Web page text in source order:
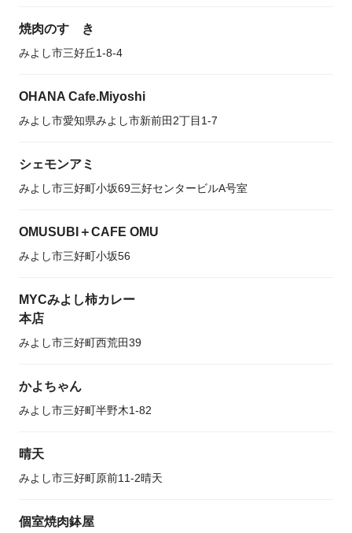
焼肉のすゞき
みよし市三好丘1-8-4
OHANA Cafe.Miyoshi
みよし市愛知県みよし市新前田2丁目1-7
シェモンアミ
みよし市三好町小坂69三好センタービルA号室
OMUSUBI＋CAFE OMU
みよし市三好町小坂56
MYCみよし柿カレー
本店
みよし市三好町西荒田39
かよちゃん
みよし市三好町半野木1-82
晴天
みよし市三好町原前11-2晴天
個室焼肉鉢屋